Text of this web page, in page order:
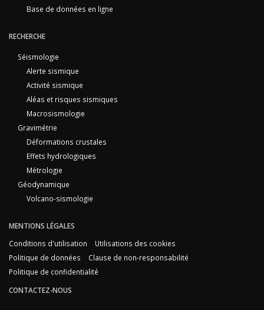
Base de données en ligne
RECHERCHE
Séismologie
Alerte sismique
Activité sismique
Aléas et risques sismiques
Macrosismologie
Gravimétrie
Déformations crustales
Effets hydrologiques
Métrologie
Géodynamique
Volcano-sismologie
MENTIONS LÉGALES
Conditions d'utilisation
Utilisations des cookies
Politique de données
Clause de non-responsabilité
Politique de confidentialité
CONTACTEZ-NOUS